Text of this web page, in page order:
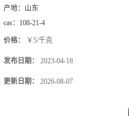
产地： 山东
cas： 108-21-4
价格： ￥5/千克
发布日期： 2023-04-18
更新日期： 2026-08-07